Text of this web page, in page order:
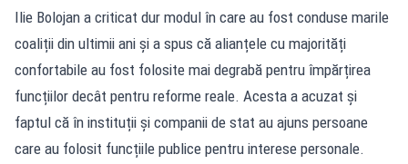
Ilie Bolojan a criticat dur modul în care au fost conduse marile
coaliții din ultimii ani și a spus că alianțele cu majorități
confortabile au fost folosite mai degrabă pentru împărțirea
funcțiilor decât pentru reforme reale. Acesta a acuzat și
faptul că în instituții și companii de stat au ajuns persoane
care au folosit funcțiile publice pentru interese personale.